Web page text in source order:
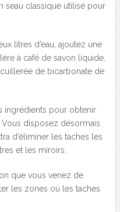
seau classique utilisé pour
litres d’eau, ajoutez une
à café de savon liquide,
de bicarbonate de
ingrédients pour obtenir
disposez désormais
d’éliminer les taches les
et les miroirs.
que vous venez de
les zones où les taches